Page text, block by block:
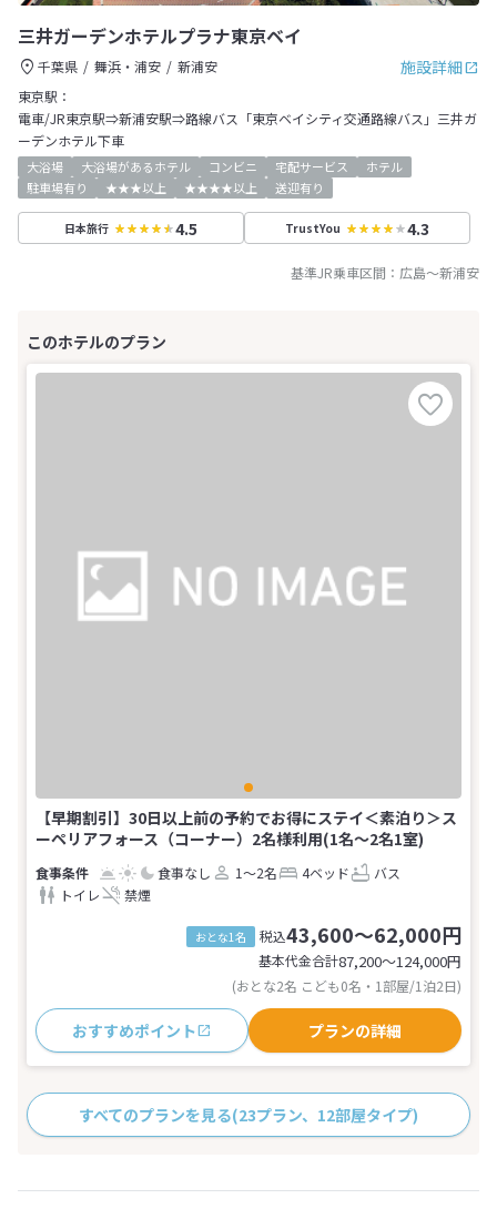
三井ガーデンホテルプラナ東京ベイ
施設詳細
千葉県 舞浜・浦安
新浦安
東京駅：
電車/JR東京駅⇒新浦安駅⇒路線バス「東京ベイシティ交通路線バス」三井ガ
ーデンホテル下車
大浴場 大浴場があるホテル コンビニ 宅配サービス
ホテル
駐車場有り
★★★以上 ★★★★以上 送迎有り
日本旅行 4.5 TrustYou 4.3
基準JR乗車区間： 広島～新浦安
【早期割引】30日以上前の予約でお得にステイ＜素泊り＞ス
ーペリアフォース（コーナー）2名様利用(1名～2名1室)
食事なし 1～2名 4ベッド
バス
トイレ
禁煙
おとな1名 税込43,600～62,000円
基本代金合計87,200〜124,000円
(おとな2名 こども0名・1部屋/1泊2日)
おすすめポイント プランの詳細
すべてのプランを見る(23プラン、12部屋タイプ)